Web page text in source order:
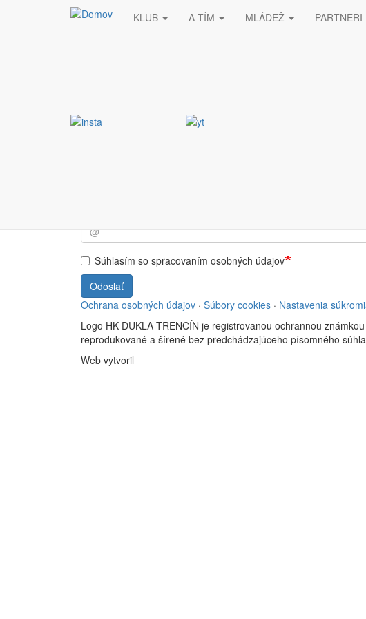
KLUB A-TÍM MLÁDEŽ PARTNERI
Vyžiadaná stránka nebola nájdená.
Súhlasím so spracovaním osobných údajov
Odoslať
Ochrana osobných údajov · Súbory cookies · Nastavenia
Logo HK DUKLA TRENČÍN je registrovanou ochrannou
reprodukované a šírené bez predchádzajúceho písomného
Web vytvoril